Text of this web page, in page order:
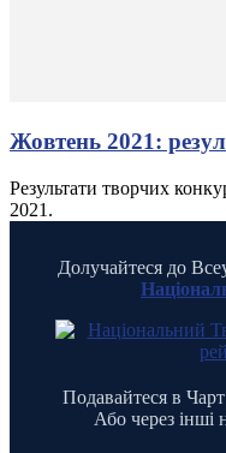
Жовтень 2021:
Результати творчих
2021.
Долучайтеся до
Подавайтеся в
Або через інші